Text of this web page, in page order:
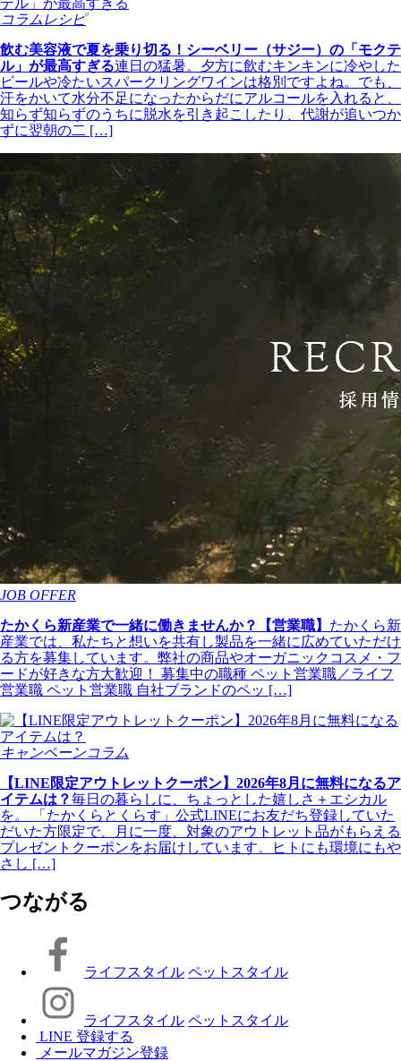
コラムレシピ
飲む美容液で夏を乗り切る！シーベリー（サジー）の「モクテ
ル」が最高すぎる連日の猛暑。夕方に飲むキンキンに冷やした
ビールや冷たいスパークリングワインは格別ですよね。でも、
汗をかいて水分不足になったからだにアルコールを入れると、
知らず知らずのうちに脱水を引き起こしたり、代謝が追いつか
ずに翌朝の二 […]
JOB OFFER
たかくら新産業で一緒に働きませんか？【営業職】 たかくら新
産業では、私たちと想いを共有し製品を一緒に広めていただけ
る方を募集しています。弊社の商品やオーガニックコスメ・フ
ードが好きな方大歓迎！ 募集中の職種 ペット営業職／ライフ
営業職 ペット営業職 自社ブランドのペッ […]
キャンペーンコラム
【LINE限定アウトレットクーポン】2026年8月に無料になるア
イテムは？毎日の暮らしに、ちょっとした嬉しさ＋エシカル
を。 「たかくらとくらす」公式LINEにお友だち登録していた
だいた方限定で、月に一度、対象のアウトレット品がもらえる
プレゼントクーポンをお届けしています。ヒトにも環境にもや
さし […]
つながる
ライフスタイル ペットスタイル
ライフスタイル ペットスタイル
LINE 登録する
メールマガジン登録